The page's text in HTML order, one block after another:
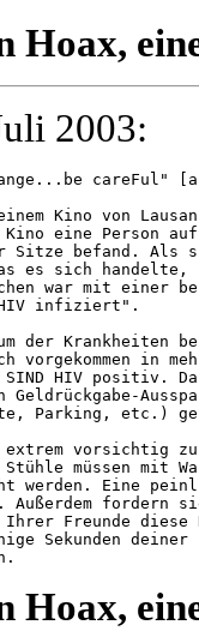
Hoax,
2003:
careFul"
Kino von
eine Person
Sitze befand. Als
es sich
war mit einer
HIV infiziert".
der Krankheiten
vorgekommen in
HIV positiv.
Geldrückgabe-
Parking, etc.)
vorsichtig
müssen mit
werden. Eine
Außerdem fordern
Freunde diese
Sekunden
Hoax,